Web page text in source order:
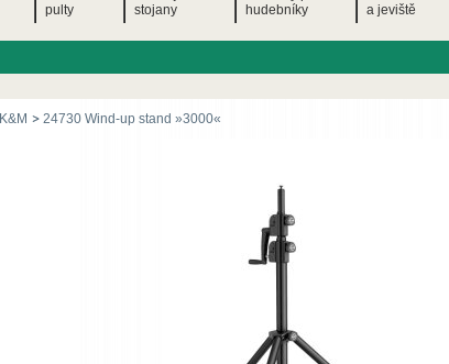
K&M 24730 Wind-up stand »3000«
pulty
stojany
hudebníky
a jeviště